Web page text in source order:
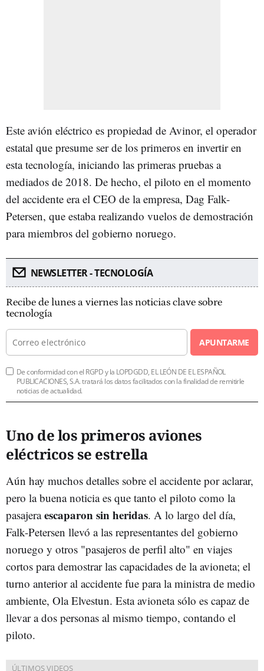
Este avión eléctrico es propiedad de Avinor, el operador
estatal que presume ser de los primeros en invertir en
esta tecnología, iniciando las primeras pruebas a
mediados de 2018. De hecho, el piloto en el momento
del accidente era el CEO de la empresa, Dag Falk-
Petersen, que estaba realizando vuelos de demostración
para miembros del gobierno noruego.
NEWSLETTER - TECNOLOGÍA
Recibe de lunes a viernes las noticias clave sobre
tecnología
APUNTARME
De conformidad con el RGPD y la LOPDGDD, EL LEÓN DE EL ESPAÑOL
PUBLICACIONES, S.A. tratará los datos facilitados con la finalidad de remitirle
noticias de actualidad.
Uno de los primeros aviones
eléctricos se estrella
Aún hay muchos detalles sobre el accidente por aclarar,
pero la buena noticia es que tanto el piloto como la
pasajeraescaparon sin heridas. A lo largo del día,
Falk-Petersen llevó a las representantes del gobierno
noruego y otros "pasajeros de perfil alto" en viajes
cortos para demostrar las capacidades de la avioneta; el
turno anterior al accidente fue para la ministra de medio
ambiente, Ola Elvestun. Esta avioneta sólo es capaz de
llevar a dos personas al mismo tiempo, contando el
piloto.